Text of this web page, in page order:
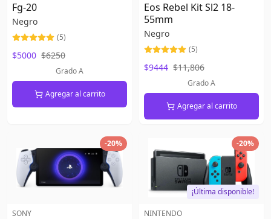
Fg-20
Negro
(5)
$5000 $6250
Grado A
Agregar al carrito
Eos Rebel Kit Sl2 18-
55mm
Negro
(5)
$9444 $11,806
Grado A
Agregar al carrito
-20%
SONY
-20%
¡Última disponible!
NINTENDO